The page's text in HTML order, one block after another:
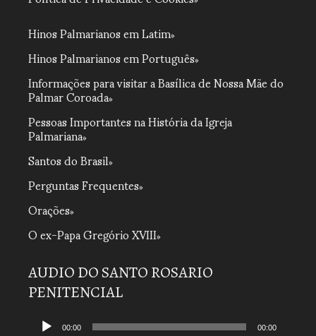
Hinos Palmarianos em Latim
Hinos Palmarianos em Português
Informações para visitar a Basílica de Nossa Mãe do
Palmar Coroada
Pessoas Importantes na História da Igreja
Palmariana
Santos do Brasil
Perguntas Frequentes
Orações
O ex-Papa Gregório XVIII
AUDIO DO SANTO ROSARIO
PENITENCIAL
Tocador00:00 00:00